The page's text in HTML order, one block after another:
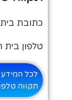
כתובת בית
טלפון בית הספר:
לכל המידע
תקווה טלפון